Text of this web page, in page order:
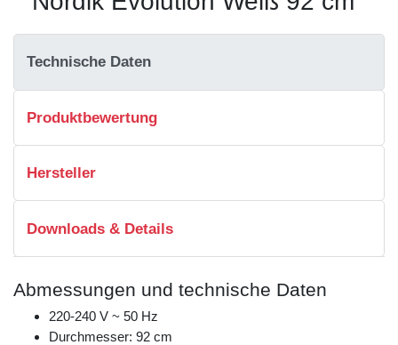
Technische Daten
Produktbewertung
Hersteller
Downloads & Details
Abmessungen und technische Daten
220-240 V ~ 50 Hz
Durchmesser: 92 cm